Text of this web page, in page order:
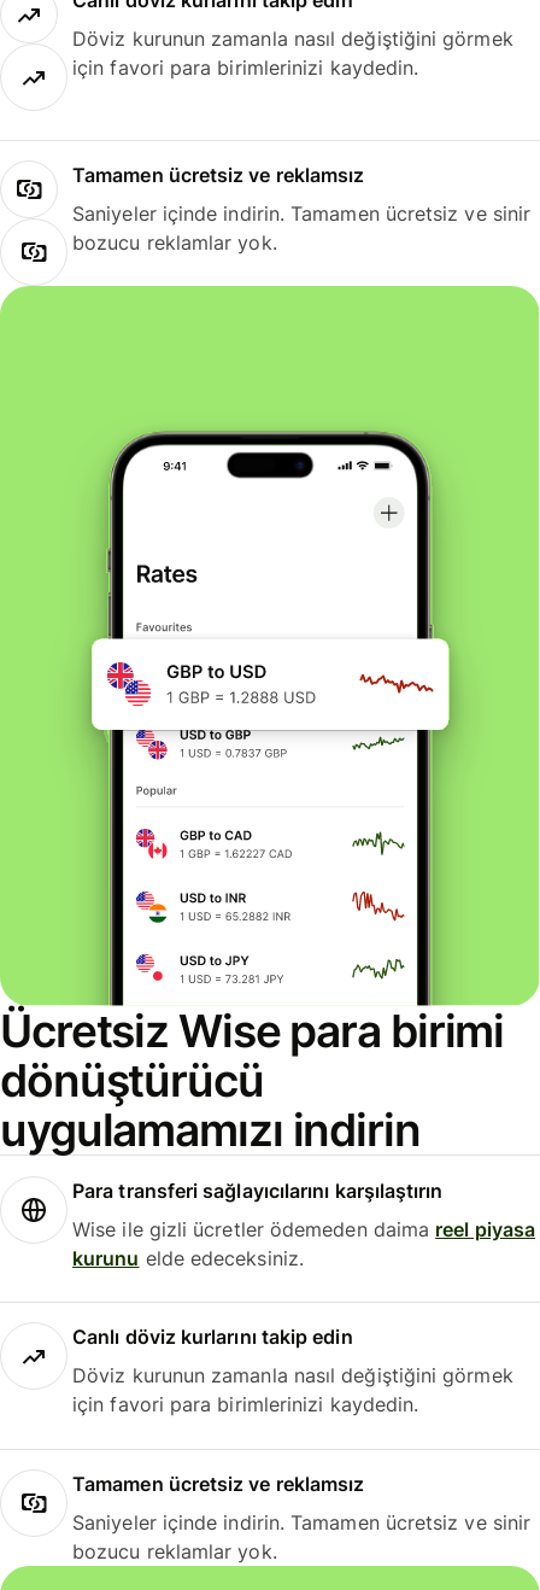
Döviz kurunun zamanla nasıl değiştiğini görmek
için favori para birimlerinizi kaydedin.
Tamamen ücretsiz ve reklamsız
Saniyeler içinde indirin. Tamamen ücretsiz ve sinir
bozucu reklamlar yok.
Ücretsiz Wise para birimi
dönüştürücü
uygulamamızı indirin
Para transferi sağlayıcılarını karşılaştırın
Wise ile gizli ücretler ödemeden daima reel piyasa
kurunu elde edeceksiniz.
Canlı döviz kurlarını takip edin
Döviz kurunun zamanla nasıl değiştiğini görmek
için favori para birimlerinizi kaydedin.
Tamamen ücretsiz ve reklamsız
Saniyeler içinde indirin. Tamamen ücretsiz ve sinir
bozucu reklamlar yok.